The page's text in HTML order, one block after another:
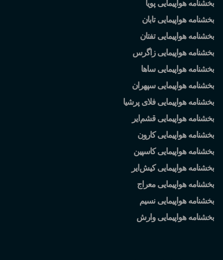
بخشنامه هواپیمایی پویا
بخشنامه هواپیمایی تابان
بخشنامه هواپیمایی تفتان
بخشنامه هواپیمایی زاگرس
بخشنامه هواپیمایی ساها
بخشنامه هواپیمایی سپهران
بخشنامه هواپیمایی فلای پرشیا
بخشنامه هواپیمایی قشم ایر
بخشنامه هواپیمایی کارون
بخشنامه هواپیمایی کاسپین
بخشنامه هواپیمایی کیش ایر
بخشنامه هواپیمایی معراج
بخشنامه هواپیمایی نسیم
بخشنامه هواپیمایی وارش